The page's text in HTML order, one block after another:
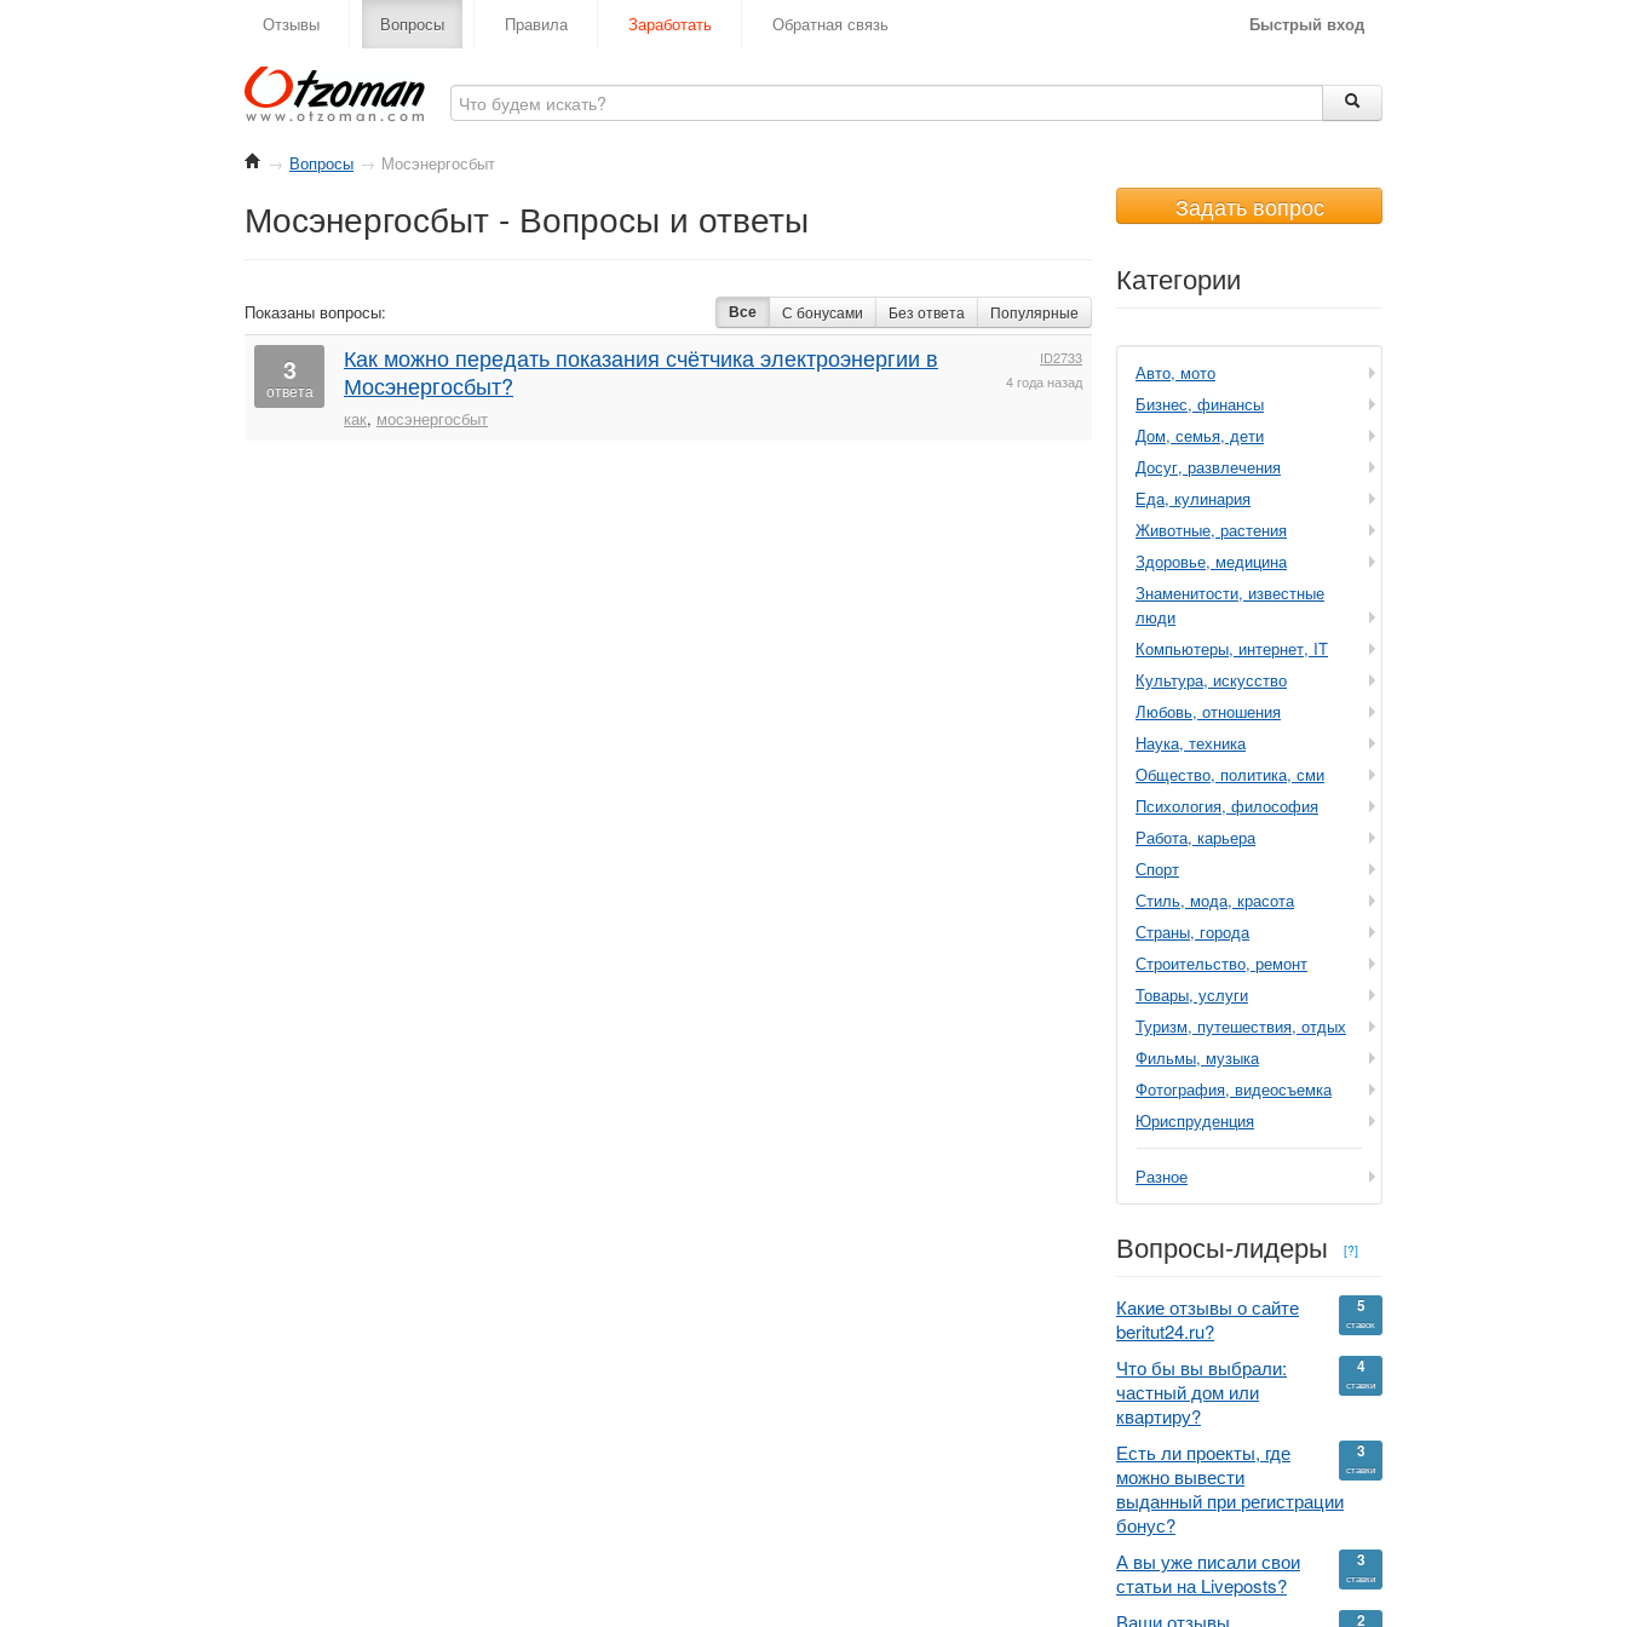
Отзывы Вопросы Правила Заработать Обратная связь Быстрый вход
→ Вопросы → Мосэнергосбыт
Мосэнергосбыт - Вопросы и ответы
Показаны вопросы: Все С бонусами Без ответа Популярные
3
ответа
ID2733
4 года назад
Как можно передать показания счётчика электроэнергии в
Мосэнергосбыт?
как, мосэнергосбыт
Задать вопрос
Категории
Авто, мото
Бизнес, финансы
Дом, семья, дети
Досуг, развлечения
Еда, кулинария
Животные, растения
Здоровье, медицина
Знаменитости, известные
люди
Компьютеры, интернет, IT
Культура, искусство
Любовь, отношения
Наука, техника
Общество, политика, сми
Психология, философия
Работа, карьера
Спорт
Стиль, мода, красота
Страны, города
Строительство, ремонт
Товары, услуги
Туризм, путешествия, отдых
Фильмы, музыка
Фотография, видеосъемка
Юриспруденция
Разное
Вопросы-лидеры [?]
5
ставок
Какие отзывы о сайте
beritut24.ru?
4
ставки
Что бы вы выбрали:
частный дом или
квартиру?
3
ставки
Есть ли проекты, где
можно вывести
выданный при регистрации
бонус?
3
ставки
А вы уже писали свои
статьи на Liveposts?
2
Ваши отзывы,